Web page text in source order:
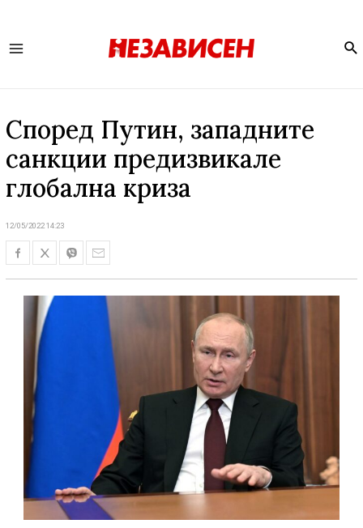
Според Путин, западните
санкции предизвикале
глобална криза
12/05/2022 14:23